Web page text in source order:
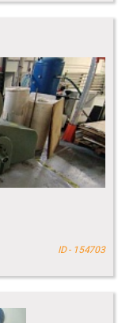
ID - 154703